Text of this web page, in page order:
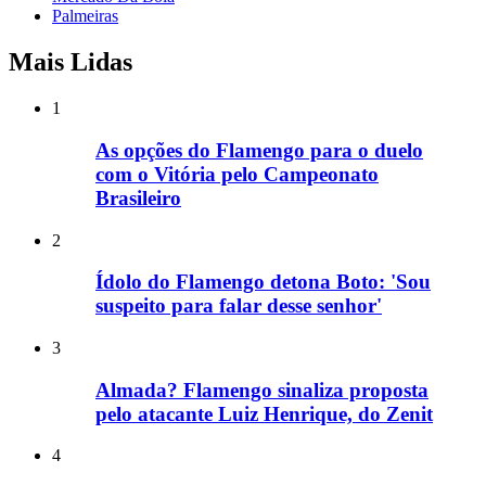
Palmeiras
Mais Lidas
1
As opções do Flamengo para o duelo
com o Vitória pelo Campeonato
Brasileiro
2
Ídolo do Flamengo detona Boto: 'Sou
suspeito para falar desse senhor'
3
Almada? Flamengo sinaliza proposta
pelo atacante Luiz Henrique, do Zenit
4